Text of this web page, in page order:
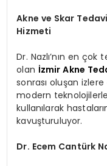
Akne ve Skar
Hizmeti
Dr. Nazlı’nın en
olan İzmir Akne
sonrası oluşan
modern
kullanılarak
kavuşturuluyor.
Dr. Ecem Cantürk